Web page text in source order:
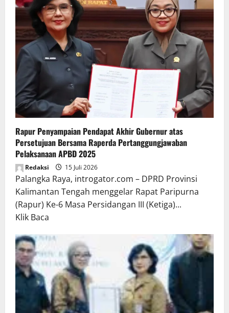
Rapur Penyampaian Pendapat Akhir Gubernur atas
Persetujuan Bersama Raperda Pertanggungjawaban
Pelaksanaan APBD 2025
Redaksi 15 Juli 2026
Palangka Raya, introgator.com – DPRD Provinsi
Kalimantan Tengah menggelar Rapat Paripurna
(Rapur) Ke-6 Masa Persidangan III (Ketiga)...
Klik Baca
about
Rapur
Penyampaian
Pendapat
Akhir
Gubernur